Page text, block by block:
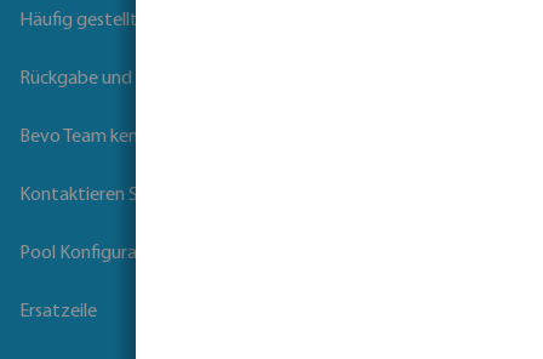
Häufig gestellte Fragen
Rückgabe und Garantie
Bevo Team kennenlernen
Kontaktieren Sie uns
Pool Konfigurator
Ersatzeile